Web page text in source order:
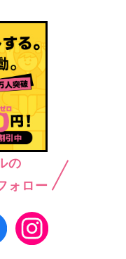
の
ォロー